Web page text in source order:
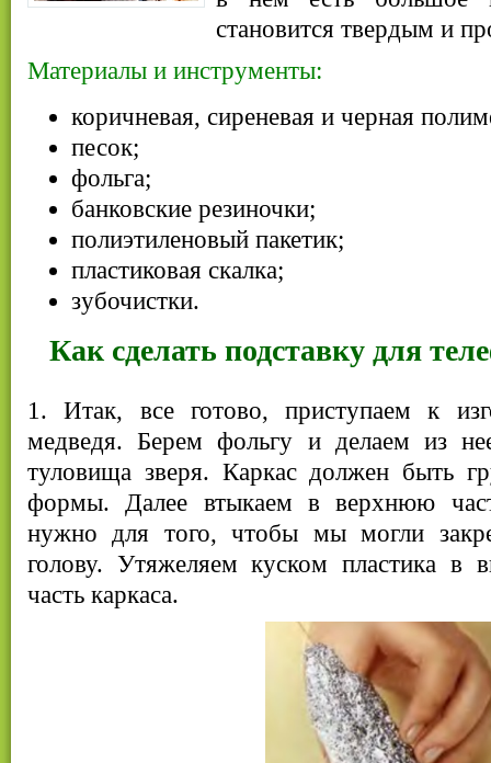
становится твердым и
Материалы и инструменты:
коричневая, сиреневая и черная
песок;
фольга;
банковские резиночки;
полиэтиленовый пакетик;
пластиковая скалка;
зубочистки.
Как сделать подставку для
1. Итак, все готово, приступаем к
медведя. Берем фольгу и делаем из
туловища зверя. Каркас должен быть
формы. Далее втыкаем в верхнюю
нужно для того, чтобы мы могли
голову. Утяжеляем куском пластика
часть каркаса.